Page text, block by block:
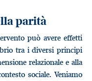
parità
può avere effetti
tra i diversi principi
relazionale e alla
sociale. Veniamo